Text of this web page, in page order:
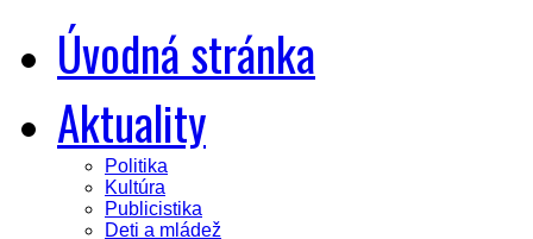
Úvodná stránka
Aktuality
Politika
Kultúra
Publicistika
Deti a mládež